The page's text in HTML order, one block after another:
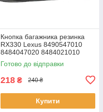
Кнопка багажника резинка
RX330 Lexus 8490547010
8484047020 8484021010
Готово до відправки
218 ₴ 240 ₴
Купити